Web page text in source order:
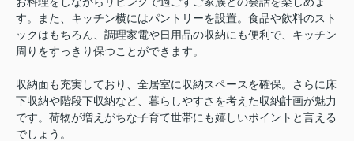
す。また、キッチン横にはパントリーを設置。食品や飲料のスト
ックはもちろん、調理家電や日用品の収納にも便利で、キッチン
周りをすっきり保つことができます。
収納面も充実しており、全居室に収納スペースを確保。さらに床
下収納や階段下収納など、暮らしやすさを考えた収納計画が魅力
です。荷物が増えがちな子育て世帯にも嬉しいポイントと言える
でしょう。